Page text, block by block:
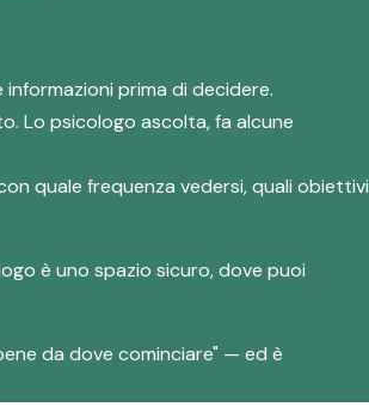
prima di decidere.
Lo psicologo ascolta, fa alcune
quale frequenza vedersi, quali obiettivi
è uno spazio sicuro, dove puoi
da dove cominciare" — ed è